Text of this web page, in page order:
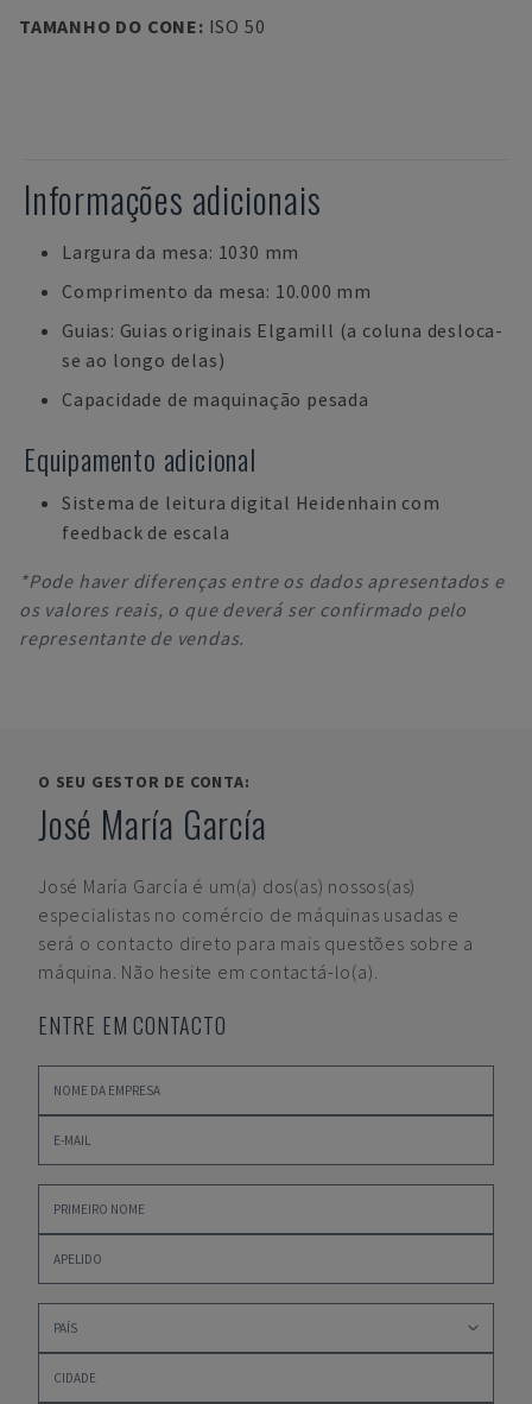
TAMANHO DO CONE: ISO 50
Informações adicionais
Largura da mesa: 1030 mm
Comprimento da mesa: 10.000 mm
Guias: Guias originais Elgamill (a coluna desloca-
se ao longo delas)
Capacidade de maquinação pesada
Equipamento adicional
Sistema de leitura digital Heidenhain com
feedback de escala
*Pode haver diferenças entre os dados apresentados e
os valores reais, o que deverá ser confirmado pelo
representante de vendas.
O SEU GESTOR DE CONTA:
José María García
José María García é um(a) dos(as) nossos(as)
especialistas no comércio de máquinas usadas e
será o contacto direto para mais questões sobre a
máquina. Não hesite em contactá-lo(a).
ENTRE EM CONTACTO